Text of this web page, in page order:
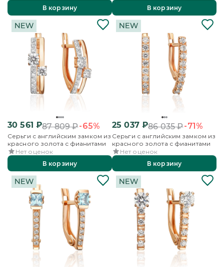
В корзину
В корзину
30 561 ₽87 809₽-65%
Серьги с английским замком из
красного золота с фианитами
Нет оценок
В корзину
25 037₽86 035₽-71%
Серьги с английским замком из
красного золота с фианитами
Нет оценок
В корзину